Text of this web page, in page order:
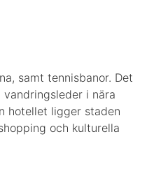
samt tennisbanor. Det
i nära
hotellet ligger staden
och kulturella